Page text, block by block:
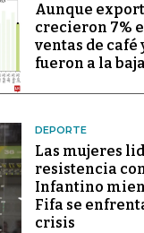
Aunque
crecieron 7%
ventas de café
fueron a la baja
DEPORTE
Las mujeres
resistencia
Infantino
Fifa se
crisis